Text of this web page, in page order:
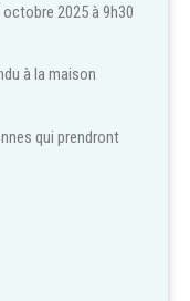
2025 à 9h30
à la maison
qui prendront